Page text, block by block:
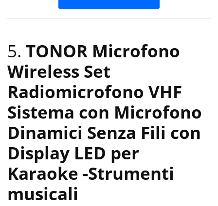
5. TONOR Microfono
Wireless Set
Radiomicrofono VHF
Sistema con Microfono
Dinamici Senza Fili con
Display LED per
Karaoke -Strumenti
musicali